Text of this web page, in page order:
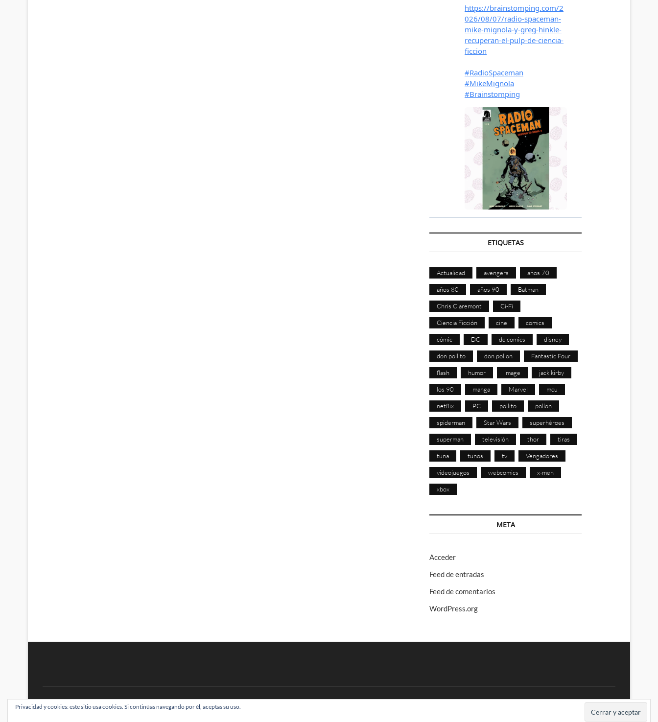
ETIQUETAS
Actualidad avengers años 70
años 80 años 90 Batman
Chris Claremont Ci-Fi
Ciencia Ficción cine comics
cómic DC dc comics disney
don pollito don pollon Fantastic Four
flash humor image jack kirby
los 90 manga Marvel mcu
netflix PC pollito pollon
spiderman Star Wars superhéroes
superman televisión thor tiras
tuna tunos tv Vengadores
videojuegos webcomics x-men
xbox
META
Acceder
Feed de entradas
Feed de comentarios
WordPress.org
BRAINSTOMPING| Diseñado por:Theme Freesia|WordPress| © Todos los derechos reservados
Privacidad y cookies: este sitio usa cookies. Si continúas navegando por él, aceptas su uso.